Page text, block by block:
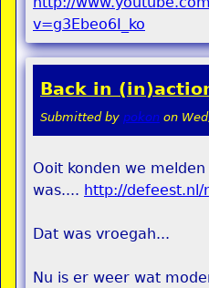
v=g3Ebeo6I_ko
Back in
Submitted by pokon on
Ooit konden we
was.... http://defeest.nl/
Dat was vroegah...
Nu is er weer wat